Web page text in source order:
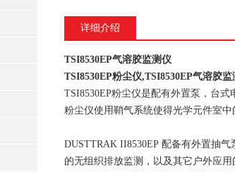
详细介绍
TSI8530EP气溶胶监测仪
TSI8530EP粉尘仪,TSI8530EP气溶胶监
TSI8530EP粉尘仪是配有外置泵，台
粉尘仪使用鞘气系统使得光学元件室
DUSTTRAK II8530EP 配备有外置抽气
的无组织排放监测，以及其它户外应用